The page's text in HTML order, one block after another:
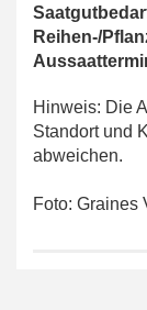
Reihen-/
Hinweis: Die
Standort und
abweichen.
Foto: Graines